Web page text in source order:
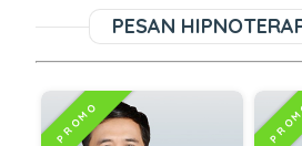
PESAN
PROMO